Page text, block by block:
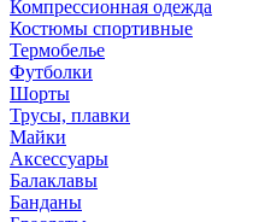
Компрессионная одежда
Костюмы спортивные
Термобелье
Футболки
Шорты
Трусы, плавки
Майки
Аксессуары
Балаклавы
Банданы